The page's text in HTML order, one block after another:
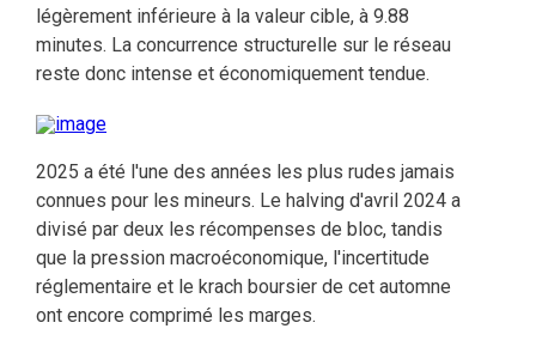
légèrement inférieure à la valeur cible, à 9.88
minutes. La concurrence structurelle sur le réseau
reste donc intense et économiquement tendue.
2025 a été l'une des années les plus rudes jamais
connues pour les mineurs. Le halving d'avril 2024 a
divisé par deux les récompenses de bloc, tandis
que la pression macroéconomique, l'incertitude
réglementaire et le krach boursier de cet automne
ont encore comprimé les marges.